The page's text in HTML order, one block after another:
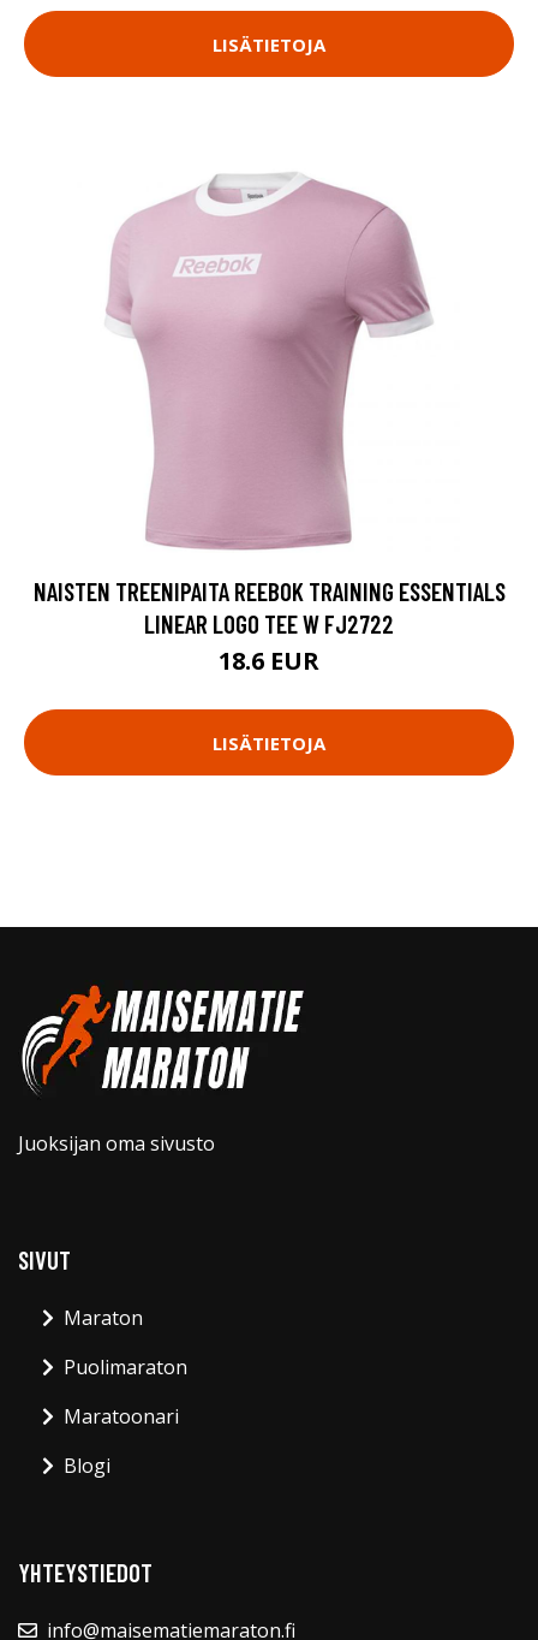
LISÄTIETOJA
NAISTEN TREENIPAITA REEBOK TRAINING ESSENTIALS
LINEAR LOGO TEE W FJ2722
18.6 EUR
LISÄTIETOJA
Juoksijan oma sivusto
SIVUT
Maraton
Puolimaraton
Maratoonari
Blogi
YHTEYSTIEDOT
info@maisematiemaraton.fi